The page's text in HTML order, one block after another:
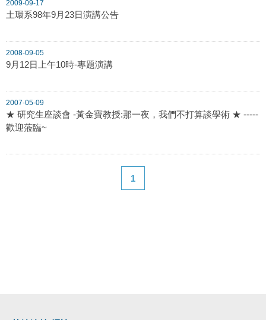
2009-09-17
土環系98年9月23日演講公告
2008-09-05
9月12日上午10時-專題演講
2007-05-09
★ 研究生座談會 -黃金寶教授:那一夜，我們不打算談學術 ★ -----
歡迎蒞臨~
1